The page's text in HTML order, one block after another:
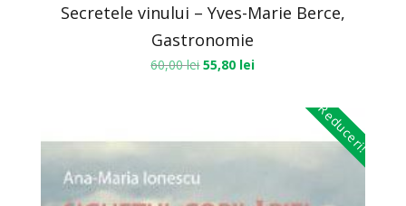
Secretele vinului – Yves-Marie Berce,
Gastronomie
60,00lei 55,80 lei
Reduceri!